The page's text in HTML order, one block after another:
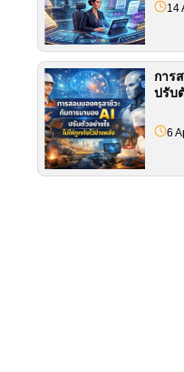
14
การ
ปรับ
6